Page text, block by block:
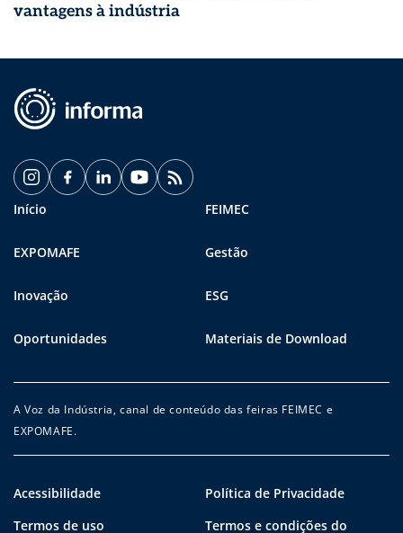
vantagens à indústria
Início FEIMEC
EXPOMAFE Gestão
Inovação ESG
Oportunidades Materiais de Download
A Voz da Indústria, canal de conteúdo das feiras FEIMEC e
EXPOMAFE.
Acessibilidade
Política de Privacidade
Termos de uso
Termos e condições do